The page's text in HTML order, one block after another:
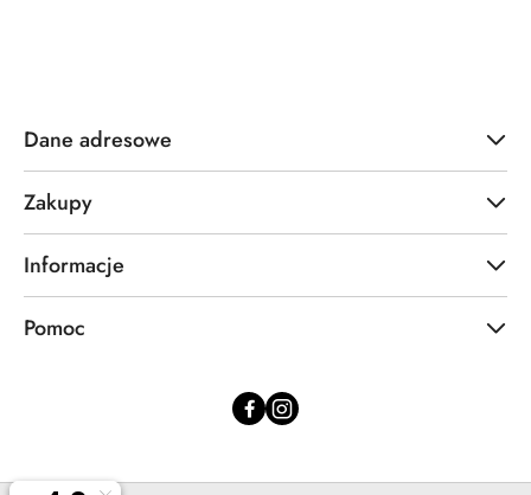
Dane adresowe
Zakupy
Informacje
Pomoc